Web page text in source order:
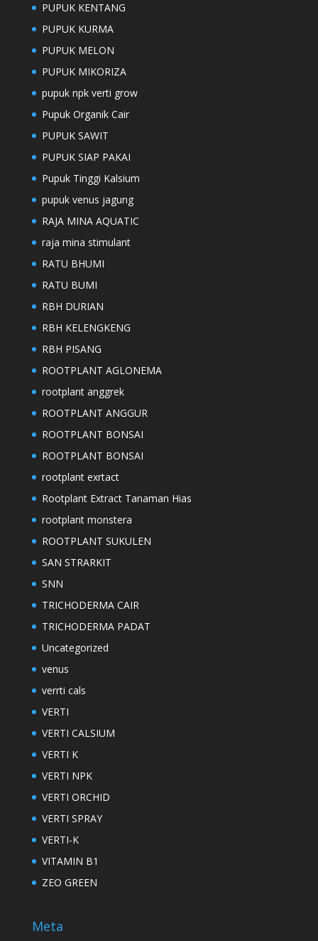
PUPUK KENTANG
PUPUK KURMA
PUPUK MELON
PUPUK MIKORIZA
pupuk npk verti grow
Pupuk Organik Cair
PUPUK SAWIT
PUPUK SIAP PAKAI
Pupuk Tinggi Kalsium
pupuk venus jagung
RAJA MINA AQUATIC
raja mina stimulant
RATU BHUMI
RATU BUMI
RBH DURIAN
RBH KELENGKENG
RBH PISANG
ROOTPLANT AGLONEMA
rootplant anggrek
ROOTPLANT ANGGUR
ROOTPLANT BONSAI
ROOTPLANT BONSAI
rootplant exrtact
Rootplant Extract Tanaman Hias
rootplant monstera
ROOTPLANT SUKULEN
SAN STRARKIT
SNN
TRICHODERMA CAIR
TRICHODERMA PADAT
Uncategorized
venus
verrti cals
VERTI
VERTI CALSIUM
VERTI K
VERTI NPK
VERTI ORCHID
VERTI SPRAY
VERTI-K
VITAMIN B1
ZEO GREEN
Meta